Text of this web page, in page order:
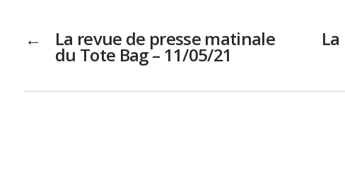
← La revue de presse matinale
du Tote Bag – 11/05/21